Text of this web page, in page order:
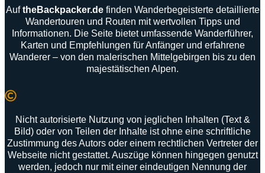
Auf theBackpacker.de finden Wanderbegeisterte detaillierte
Wandertouren und Routen mit wertvollen Tipps und
Informationen. Die Seite bietet umfassende Wanderführer,
Karten und Empfehlungen für Anfänger und erfahrene
Wanderer – von den malerischen Mittelgebirgen bis zu den
majestätischen Alpen.
Nicht autorisierte Nutzung von jeglichen Inhalten (Text &
Bild) oder von Teilen der Inhalte ist ohne eine schriftliche
Zustimmung des Autors oder einem rechtlichen Vertreter der
Webseite nicht gestattet. Auszüge können hingegen genutzt
werden, jedoch nur mit einer eindeutigen Nennung der